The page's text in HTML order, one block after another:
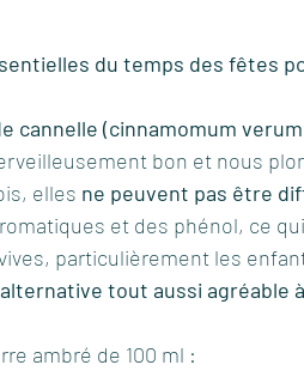
du temps des fêtes
cannelle (cinnamomum
bon et nous
elles ne peuvent pas être
et des phénol, ce
particulièrement les
alternative tout aussi agréable
ambré de 100 ml :